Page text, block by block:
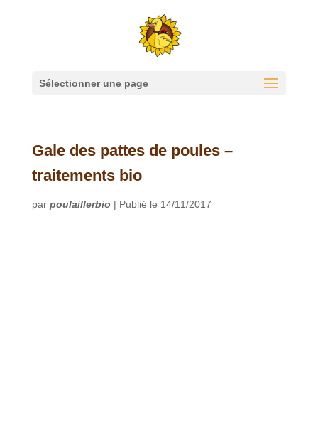
Sélectionner une page
Gale des pattes de poules –
traitements bio
par poulaillerbio | Publié le 14/11/2017